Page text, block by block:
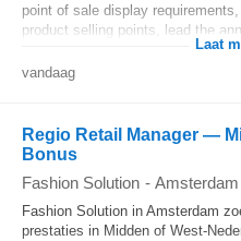
point of sale display
product selling points, lead the
Laat
vandaag
Regio Retail Manager —
Bonus
Fashion Solution - Amsterdam
Fashion Solution in Amsterdam
prestaties in Midden of West-